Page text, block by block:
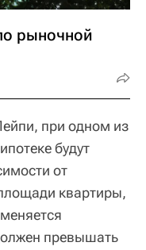
рыночной
при одном из
будут
от
квартиры,
превышать